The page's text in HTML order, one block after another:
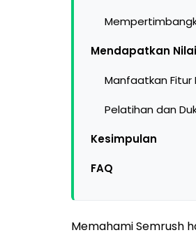
Mendapatkan
Manfaatkan Fitur
Pelatihan dan
Kesimpulan
FAQ
Memahami Semrush